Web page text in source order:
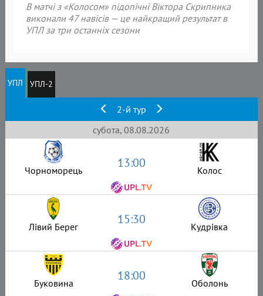
В матчі з «Колосом» підопічні Віктора Скрипника
виконали 47 навісів — це найкращий результат в
УПЛ за три останніх сезони
УПЛ УПЛ-2
2-й тур
субота, 08.08.2026
Чорноморець 13:00 Колос
Лівий Берег 15:30 Кудрівка
Буковина 18:00 Оболонь